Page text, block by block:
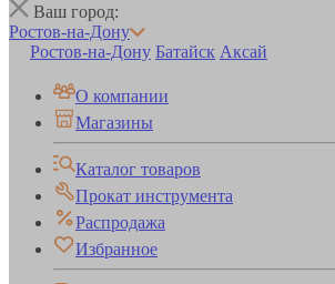
Ваш город:
Ростов-на-Дону
Ростов-на-Дону Батайск Аксай
О компании
Магазины
Каталог товаров
Прокат инструмента
Распродажа
Избранное